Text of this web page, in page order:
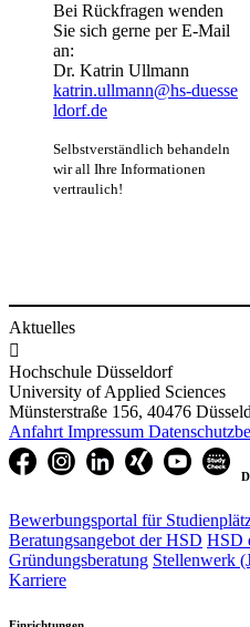
Bei Rückfragen wenden
Sie sich gerne per E-Mail
an:
Dr. Katrin Ullmann
katrin.ullmann@hs-duesse​
ldorf.de
Selbstverständlich behandeln
wir all Ihre Informationen
vertraulich!
Aktuelles

Hochschule Düsseldorf
University of Applied Sciences
Münsterstraße 156, 40476
Anfahrt Impressum
Bewerbungsportal für
Beratungsangebot der HSD HSD
Gründungsberatung Stellenwerk
Karriere